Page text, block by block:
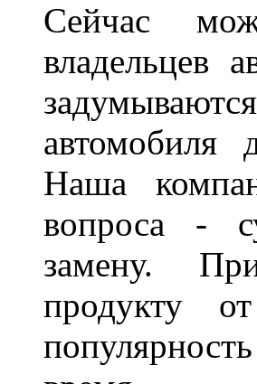
Сейчас
владельцев
Наша
вопроса -
замену.
продукту